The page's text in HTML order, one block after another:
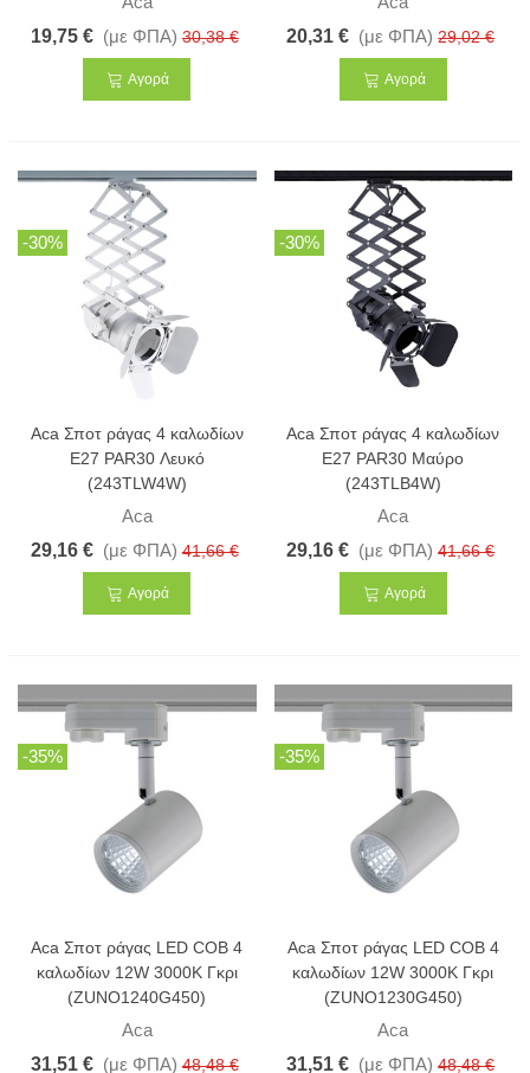
19,75 € (με ΦΠΑ) 30,38 €
Αγορά
20,31 € (με ΦΠΑ) 29,02 €
Αγορά
-30%
Aca Σποτ ράγας 4 καλωδίων
E27 PAR30 Λευκό
(243TLW4W)
Aca
29,16 € (με ΦΠΑ) 41,66 €
Αγορά
-30%
Aca Σποτ ράγας 4 καλωδίων
E27 PAR30 Μαύρο
(243TLB4W)
Aca
29,16 € (με ΦΠΑ) 41,66 €
Αγορά
-35%
Aca Σποτ ράγας LED COB 4
καλωδίων 12W 3000K Γκρι
(ZUNO1240G450)
Aca
31,51 € (με ΦΠΑ) 48,48 €
-35%
Aca Σποτ ράγας LED COB 4
καλωδίων 12W 3000K Γκρι
(ZUNO1230G450)
Aca
31,51 € (με ΦΠΑ) 48,48 €